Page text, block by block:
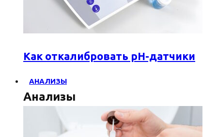
Как откалибровать pH-датчики
АНАЛИЗЫ
Анализы